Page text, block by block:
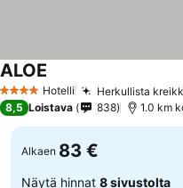
4 Tähtiluokitus
Hotelli Herkullista
ALOE
8,5 Loistava 838 1.0 km
Alkaen 83 €
Näytä hinnat 8 sivustolta